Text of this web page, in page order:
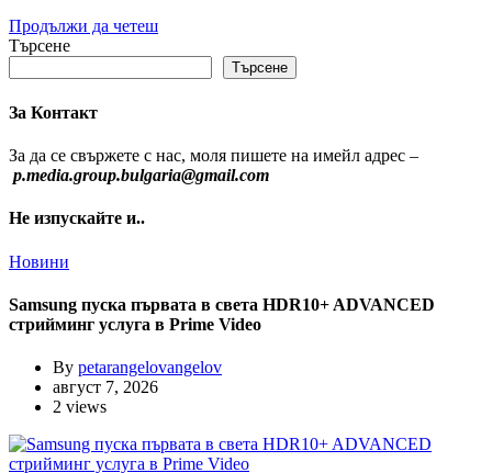
Продължи да четеш
Търсене
Търсене
За Контакт
За да се свържете с нас, моля пишете на имейл адрес –
p.media.group.bulgaria@gmail.com
Не изпускайте и..
Новини
Samsung пуска първата в света HDR10+ ADVANCED
стрийминг услуга в Prime Video
By petarangelovangelov
август 7, 2026
2 views